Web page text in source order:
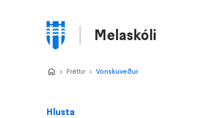
Melaskóli
Valmynd
Hlusta
Home
>
Fréttir >
Vonskuveður